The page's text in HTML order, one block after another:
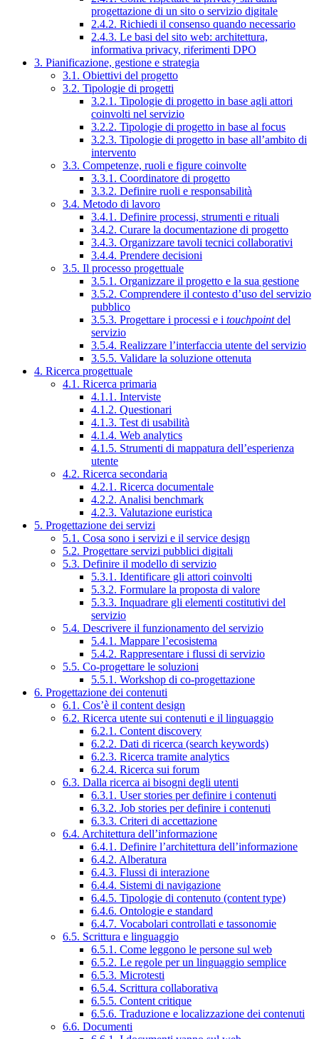
progettazione di un sito o servizio digitale
2.4.2. Richiedi il consenso quando necessario
2.4.3. Le basi del sito web: architettura,
informativa privacy, riferimenti DPO
3. Pianificazione, gestione e strategia
3.1. Obiettivi del progetto
3.2. Tipologie di progetti
3.2.1. Tipologie di progetto in base agli attori
coinvolti nel servizio
3.2.2. Tipologie di progetto in base al focus
3.2.3. Tipologie di progetto in base all’ambito di
intervento
3.3. Competenze, ruoli e figure coinvolte
3.3.1. Coordinatore di progetto
3.3.2. Definire ruoli e responsabilità
3.4. Metodo di lavoro
3.4.1. Definire processi, strumenti e rituali
3.4.2. Curare la documentazione di progetto
3.4.3. Organizzare tavoli tecnici collaborativi
3.4.4. Prendere decisioni
3.5. Il processo progettuale
3.5.1. Organizzare il progetto e la sua gestione
3.5.2. Comprendere il contesto d’uso del servizio
pubblico
3.5.3. Progettare i processi e i touchpointdel
servizio
3.5.4. Realizzare l’interfaccia utente del servizio
3.5.5. Validare la soluzione ottenuta
4. Ricerca progettuale
4.1. Ricerca primaria
4.1.1. Interviste
4.1.2. Questionari
4.1.3. Test di usabilità
4.1.4. Web analytics
4.1.5. Strumenti di mappatura dell’esperienza
utente
4.2. Ricerca secondaria
4.2.1. Ricerca documentale
4.2.2. Analisi benchmark
4.2.3. Valutazione euristica
5. Progettazione dei servizi
5.1. Cosa sono i servizi e il service design
5.2. Progettare servizi pubblici digitali
5.3. Definire il modello di servizio
5.3.1. Identificare gli attori coinvolti
5.3.2. Formulare la proposta di valore
5.3.3. Inquadrare gli elementi costitutivi del
servizio
5.4. Descrivere il funzionamento del servizio
5.4.1. Mappare l’ecosistema
5.4.2. Rappresentare i flussi di servizio
5.5. Co-progettare le soluzioni
5.5.1. Workshop di co-progettazione
6. Progettazione dei contenuti
6.1. Cos’è il content design
6.2. Ricerca utente sui contenuti e il linguaggio
6.2.1. Content discovery
6.2.2. Dati di ricerca (search keywords)
6.2.3. Ricerca tramite analytics
6.2.4. Ricerca sui forum
6.3. Dalla ricerca ai bisogni degli utenti
6.3.1. User stories per definire i contenuti
6.3.2. Job stories per definire i contenuti
6.3.3. Criteri di accettazione
6.4. Architettura dell’informazione
6.4.1. Definire l’architettura dell’informazione
6.4.2. Alberatura
6.4.3. Flussi di interazione
6.4.4. Sistemi di navigazione
6.4.5. Tipologie di contenuto (content type)
6.4.6. Ontologie e standard
6.4.7. Vocabolari controllati e tassonomie
6.5. Scrittura e linguaggio
6.5.1. Come leggono le persone sul web
6.5.2. Le regole per un linguaggio semplice
6.5.3. Microtesti
6.5.4. Scrittura collaborativa
6.5.5. Content critique
6.5.6. Traduzione e localizzazione dei contenuti
6.6. Documenti